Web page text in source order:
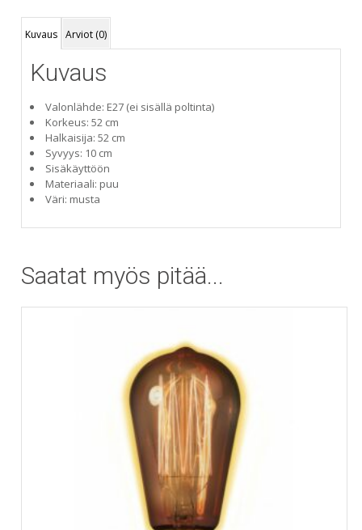
Kuvaus Arviot (0)
Kuvaus
Valonlähde: E27 (ei sisällä poltinta)
Korkeus: 52 cm
Halkaisija: 52 cm
Syvyys: 10 cm
Sisäkäyttöön
Materiaali: puu
Väri: musta
Saatat myös pitää...